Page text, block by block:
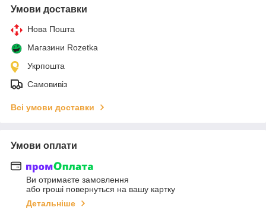
Умови доставки
Нова Пошта
Магазини Rozetka
Укрпошта
Самовивіз
Всі умови доставки
Умови оплати
Ви отримаєте замовлення
або гроші повернуться на вашу картку
Детальніше